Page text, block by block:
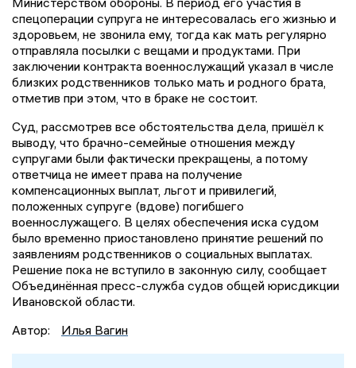
спецоперации супруга не интересовалась его жизнью и
здоровьем, не звонила ему, тогда как мать регулярно
отправляла посылки с вещами и продуктами. При
заключении контракта военнослужащий указал в числе
близких родственников только мать и родного брата,
отметив при этом, что в браке не состоит.
Суд, рассмотрев все обстоятельства дела, пришёл к
выводу, что брачно-семейные отношения между
супругами были фактически прекращены, а потому
ответчица не имеет права на получение
компенсационных выплат, льгот и привилегий,
положенных супруге (вдове) погибшего
военнослужащего. В целях обеспечения иска судом
было временно приостановлено принятие решений по
заявлениям родственников о социальных выплатах.
Решение пока не вступило в законную силу, сообщает
Объединённая пресс-служба судов общей юрисдикции
Ивановской области.
Автор:
Илья Вагин